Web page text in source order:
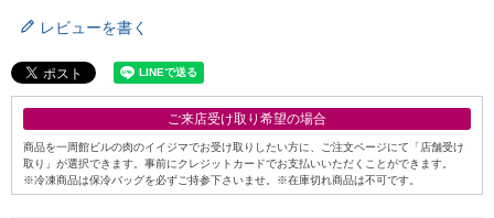
レビューを書く
ご来店受け取り希望の場合
商品を一周館ビルの肉のイイジマでお受け取りしたい方に、ご注文ページにて「店舗受け
取り」が選択できます。事前にクレジットカードでお支払いいただくことができます。
※冷凍商品は保冷バッグを必ずご持参下さいませ。※在庫切れ商品は不可です。